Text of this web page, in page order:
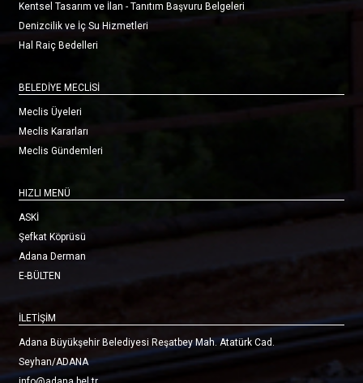
Kentsel Tasarım ve İlan - Tanıtım Başvuru Belgeleri
Denizcilik ve İç Su Hizmetleri
Hal Raiç Bedelleri
BELEDİYE MECLİSİ
Meclis Üyeleri
Meclis Kararları
Meclis Gündemleri
HIZLI MENÜ
ASKİ
Şefkat Köprüsü
Adana Derman
E-BÜLTEN
İLETİŞİM
Adana Büyükşehir Belediyesi Reşatbey Mah. Atatürk Cad.
Seyhan/ADANA